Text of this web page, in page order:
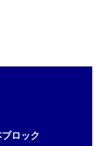
ロック